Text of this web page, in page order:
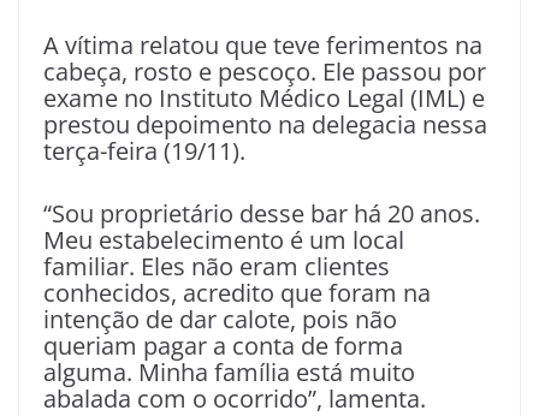
A vítima relatou que teve ferimentos na
cabeça, rosto e pescoço. Ele passou por
exame no Instituto Médico Legal (IML) e
prestou depoimento na delegacia nessa
terça-feira (19/11).
“Sou proprietário desse bar há 20 anos.
Meu estabelecimento é um local
familiar. Eles não eram clientes
conhecidos, acredito que foram na
intenção de dar calote, pois não
queriam pagar a conta de forma
alguma. Minha família está muito
abalada com o ocorrido”, lamenta.